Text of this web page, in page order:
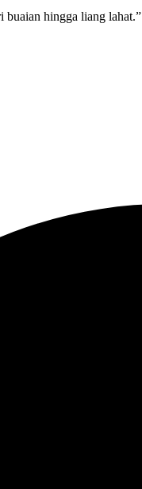
buaian hingga liang lahat.”